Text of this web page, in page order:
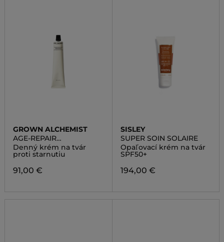
GROWN ALCHEMIST
AGE-REPAIR
MOISTURISER PHYTO-
PEPTIDE, WHITE TEA
EXTRACT
Denný krém na tvár
proti starnutiu
91,00 €
SISLEY
SUPER SOIN SOLAIRE
Opaľovací krém na tvár
SPF50+
194,00 €